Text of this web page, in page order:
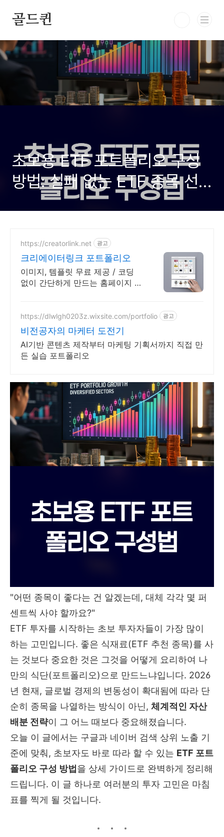
골드퀸
초보용 ETF 포트폴리오 구성
방법: 실패 없는 ETF 종목 선
정과 투자 전략 완벽 정리
https://creatorlink.net 광고
크리에이터링크 포트폴리오
이미지, 템플릿 무료 제공 / 코딩
없이 간단하게 만드는 홈페이지 포
리오
https://dlwlgh0203z.wixsite.com/portfolio 광고
비전공자의 마케터 도전기
AI기반 콘텐츠 제작부터 마케팅 기획서까지 직접 만
든 실습 포트폴리오
"어떤 종목이 좋다는 건 알겠는데, 대체 각각 몇 퍼
센트씩 사야 할까요?"
ETF 투자를 시작하는 초보 투자자들이 가장 많이
하는 고민입니다. 좋은 식재료(ETF 추천 종목)를 사
는 것보다 중요한 것은 그것을 어떻게 요리하여 나
만의 식단(포트폴리오)으로 만드느냐입니다. 2026
년 현재, 글로벌 경제의 변동성이 확대됨에 따라 단
순히 종목을 나열하는 방식이 아닌, 체계적인 자산
배분 전략이 그 어느 때보다 중요해졌습니다.
오늘 이 글에서는 구글과 네이버 검색 상위 노출 기
준에 맞춰, 초보자도 바로 따라 할 수 있는 ETF 포트
폴리오 구성 방법 을 상세 가이드로 완벽하게 정리해
드립니다. 이 글 하나로 여러분의 투자 고민은 마침
표를 찍게 될 것입니다.